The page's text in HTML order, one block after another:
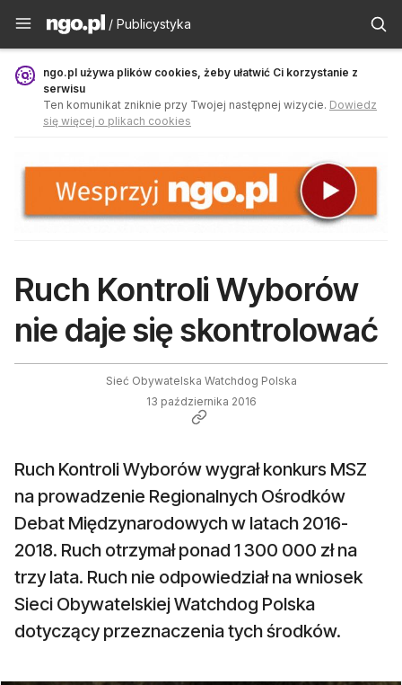
Publicystyka - ngo.pl
/ Publicystyka
ngo.pl używa plików cookies, żeby ułatwić Ci korzystanie z
serwisu
Ten komunikat zniknie przy Twojej następnej wizycie. Dowiedz
się więcej o plikach cookies
Ruch Kontroli Wyborów
nie daje się skontrolować
Sieć Obywatelska Watchdog Polska
13 października 2016
Ruch Kontroli Wyborów wygrał konkurs MSZ
na prowadzenie Regionalnych Ośrodków
Debat Międzynarodowych w latach 2016-
2018. Ruch otrzymał ponad 1 300 000 zł na
trzy lata. Ruch nie odpowiedział na wniosek
Sieci Obywatelskiej Watchdog Polska
dotyczący przeznaczenia tych środków.